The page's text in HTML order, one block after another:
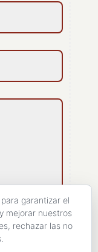
garantizar el
mejorar nuestros
rechazar las no